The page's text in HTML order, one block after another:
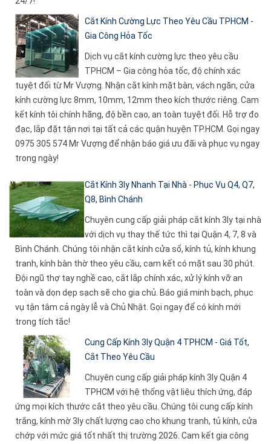
Cắt Kính Cường Lực Theo Yêu Cầu TPHCM -
Gia Công Hỏa Tốc
Dịch vụ cắt kính cường lực theo yêu cầu
TPHCM – Gia công hỏa tốc, độ chính xác
tuyệt đối từ Mr Vượng. Nhận cắt kính mặt bàn, vách ngăn, cửa
kính cường lực 8mm, 10mm, 12mm theo kích thước riêng. Cam
kết kính tôi chính hãng, độ bền cao, an toàn tuyệt đối. Hỗ trợ đo
đạc, lắp đặt tận nơi tại tất cả các quận huyện TP.HCM. Gọi ngay
0975 305 574 Mr Vượng để nhận báo giá ưu đãi và phục vụ ngay
trong ngày!
Cắt Kính 3ly Nhanh Tại Nhà - Phục Vụ Q4, Q7,
Q8, Bình Chánh
Chuyên cung cấp giải pháp cắt kính 3ly tại nhà
với dịch vụ thay thế tức thì tại Quận 4, 7, 8 và
Bình Chánh. Chúng tôi nhận cắt kính cửa sổ, kính tủ, kính khung
tranh, kính bàn thờ theo yêu cầu, cam kết có mặt sau 30 phút.
Đội ngũ thợ tay nghề cao, cắt lắp chính xác, xử lý kính vỡ an
toàn và dọn dẹp sạch sẽ cho gia chủ. Báo giá minh bạch, phục
vụ tận tâm cả ngày lễ và Chủ Nhật. Gọi ngay để có kính mới
trong tích tắc!
Cung Cấp Kính 3ly Quận 4 TPHCM - Giá Tốt,
Cắt Theo Yêu Cầu
Chuyên cung cấp giải pháp kính 3ly Quận 4
TPHCM với hệ thống vật liệu thích ứng, đáp
ứng mọi kích thước cắt theo yêu cầu. Chúng tôi cung cấp kính
trắng, kính mờ 3ly chất lượng cao cho khung tranh, tủ kính, cửa
chớp với mức giá tốt nhất thị trường 2026. Cam kết gia công